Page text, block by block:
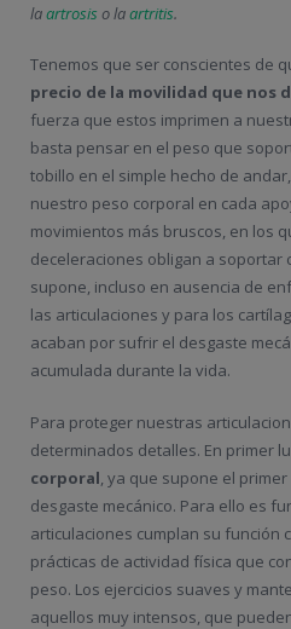
laartrosis o laartritis.
Tenemos que ser conscientes de
precio de la movilidad que nos
fuerza que estos imprimen a
basta pensar en el peso que
tobillo en el simple hecho de
nuestro peso corporal en cada
movimientos más bruscos, en los
deceleraciones obligan a soportar
supone, incluso en ausencia de
las articulaciones y para los
acaban por sufrir el desgaste
acumulada durante la vida.
Para proteger nuestras
determinados detalles. En primer
corporal , ya que supone el
desgaste mecánico. Para ello es
articulaciones cumplan su función
prácticas de actividad física que
peso. Los ejercicios suaves y
aquellos muy intensos, que